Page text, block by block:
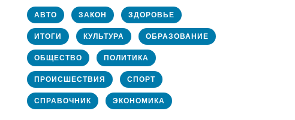
АВТО ЗАКОН ЗДОРОВЬЕ
ИТОГИ КУЛЬТУРА ОБРАЗОВАНИЕ
ОБЩЕСТВО ПОЛИТИКА
ПРОИСШЕСТВИЯ СПОРТ
СПРАВОЧНИК ЭКОНОМИКА